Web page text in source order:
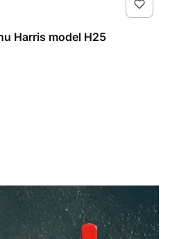
Harris model H25